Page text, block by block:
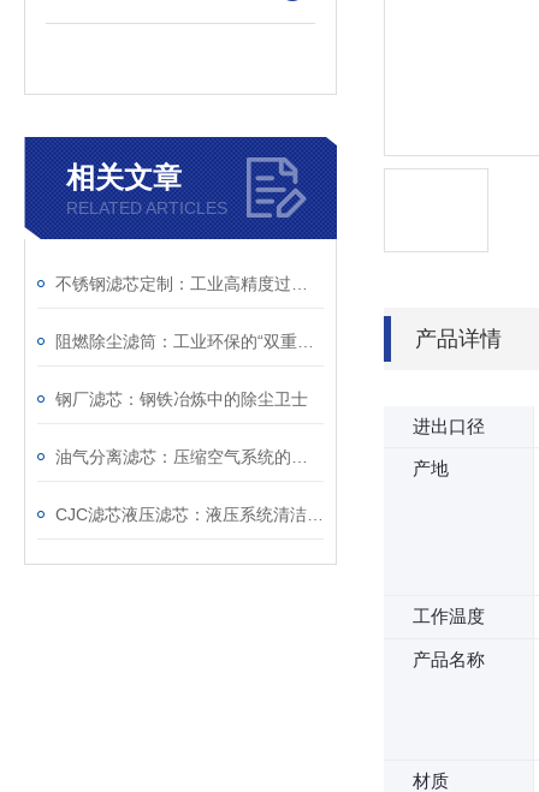
相关文章
RELATED ARTICLES
钢厂滤芯：钢铁冶炼中的除尘卫士
产品详情
进出口径
产地
工作温度
产品名称
材质